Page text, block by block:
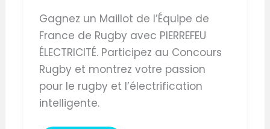
Gagnez un Maillot de l’Équipe de
France de Rugby avec PIERREFEU
ÉLECTRICITÉ. Participez au Concours
Rugby et montrez votre passion
pour le rugby et l’électrification
intelligente.